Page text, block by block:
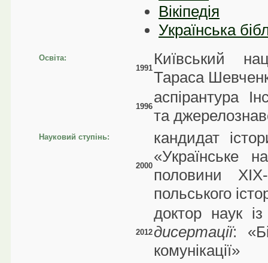
Вікіпедія
Українська
Освіта:
1991
Київський
Тараса
1996
аспірантура
та
Науковий ступінь:
2000
кандидат
«Українське
половини
польського
2012
доктор наук
дисертації:
комунікації»